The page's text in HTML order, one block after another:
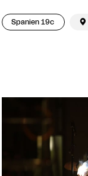
Spanien 19c 